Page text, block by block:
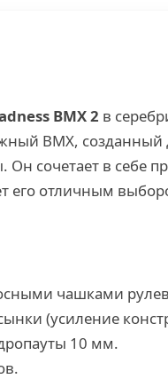
BMX 2 в
BMX,
сочетает в себе
его отличным
чашками
(усиление
10 мм.